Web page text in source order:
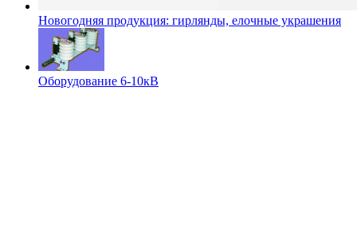
Новогодняя продукция: гирлянды, елочные украшения
Оборудование 6-10кВ